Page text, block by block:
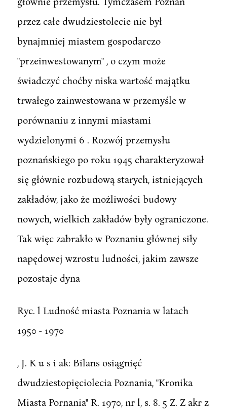
przez całe dwudziestolecie nie był
bynajmniej miastem gospodarczo
"przeinwestowanym" , o czym może
świadczyć choćby niska wartość majątku
trwałego zainwestowana w przemyśle w
porównaniu z innymi miastami
wydzielonymi 6 . Rozwój przemysłu
poznańskiego po roku 1945 charakteryzował
się głównie rozbudową starych, istniejących
zakładów, jako że możliwości budowy
nowych, wielkich zakładów były ograniczone.
Tak więc zabrakło w Poznaniu głównej siły
napędowej wzrostu ludności, jakim zawsze
pozostaje dyna
Ryc. l Ludność miasta Poznania w latach
1950 - 1970
, J. K u s i ak: Bilans osiągnięć
dwudziestopięciolecia Poznania, "Kronika
Miasta Pornania" R. 1970, nr l, s. 8. 5 Z. Z akr z